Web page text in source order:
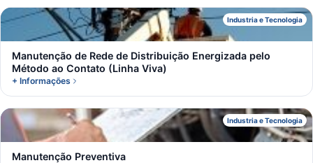
Industria e Tecnologia
M
Manutenção de Rede de Distribuição Energizada pelo
Método ao Contato (Linha Viva)
+ Informações
Industria e Tecnologia
M
Manutenção Preventiva